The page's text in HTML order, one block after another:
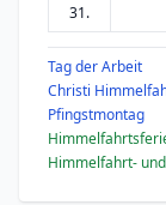
31.
Tag der Arbeit
Christi
Pfingstmontag
Himmelfahrt-